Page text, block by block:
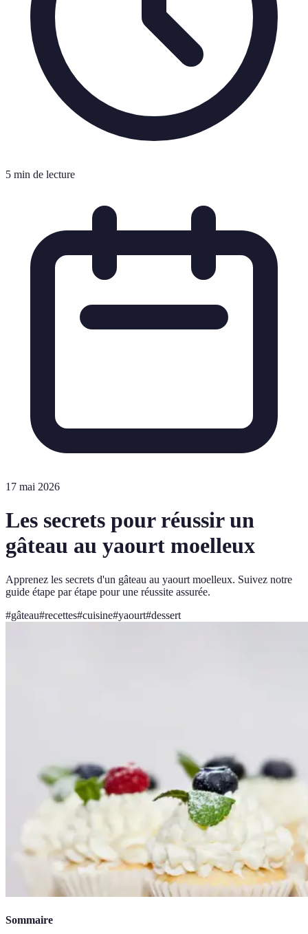
5 min de lecture
17 mai 2026
Les secrets pour réussir un
gâteau au yaourt moelleux
Apprenez les secrets d'un gâteau au yaourt moelleux. Suivez notre
guide étape par étape pour une réussite assurée.
#gâteau#recettes#cuisine#yaourt#dessert
Sommaire